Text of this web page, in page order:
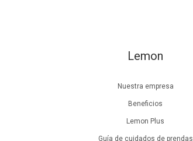
Lemon
Nuestra empresa
Beneficios
Lemon Plus
Guía de cuidados de prendas